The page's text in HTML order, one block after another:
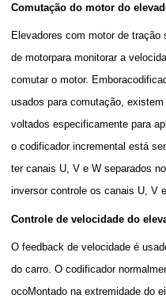
Comutação do motor do
Elevadores com motor de
de motorpara monitorar a
comutar o motor. Embora
usados para comutação,
voltados especificamente para
ocodificador incremental está
ter canais U, V e W separados
inversor controle os canais U, V
Controle de velocidade do
O feedback de velocidade é
do carro. O codificador
ocoMontado na extremidade do